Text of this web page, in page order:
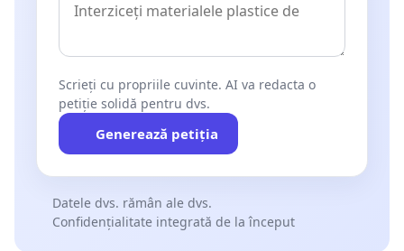
Scrieți cu propriile cuvinte. AI va redacta o
petiție solidă pentru dvs.
Generează petiția
Datele dvs. rămân ale dvs.
Confidențialitate integrată de la început